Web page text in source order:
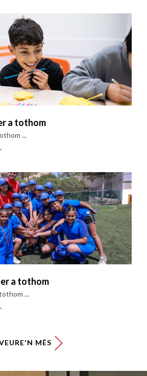
a tothom
...
a tothom
...
MÉS